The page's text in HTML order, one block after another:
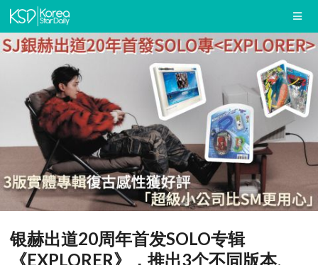
银赫出道20周年首发SOLO专辑
《EXPLORER》，推出3个不同版本、